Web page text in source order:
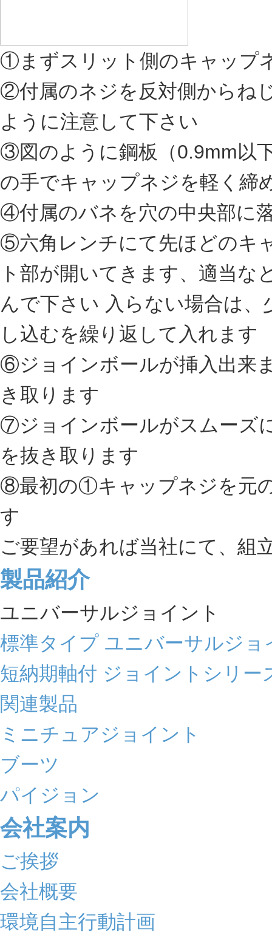
①まずスリット側のキャップ
②付属のネジを反対側からね
ように注意して下さい
③図のように鋼板（0.9mm以
の手でキャップネジを軽く締
④付属のバネを穴の中央部に
⑤六角レンチにて先ほどのキ
ト部が開いてきます、適当
んで下さい 入らない場合は
し込むを繰り返して入れます
⑥ジョインボールが挿入出来
き取ります
⑦ジョインボールがスムーズ
を抜き取ります
⑧最初の①キャップネジを元
す
ご要望があれば当社にて、組
製品紹介
ユニバーサルジョイント
標準タイプ ユニバーサルジョ
短納期軸付 ジョイントシリー
関連製品
ミニチュアジョイント
ブーツ
パイジョン
会社案内
ご挨拶
会社概要
環境自主行動計画